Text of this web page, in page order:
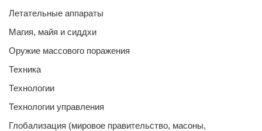
Летательные аппараты
Магия, майя и сиддхи
Оружие массового поражения
Техника
Технологии
Технологии управления
Глобализация (мировое правительство, масоны,